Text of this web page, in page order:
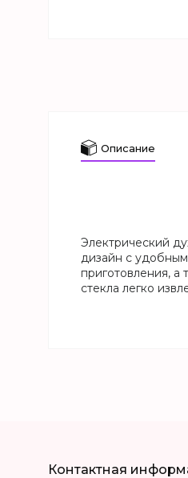
Описание
Электрический
дизайн с
приготовления, а
стекла легко